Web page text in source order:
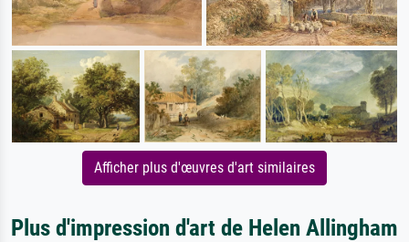
Afficher plus d'œuvres d'art similaires
Plus d'impression d'art de Helen Allingham